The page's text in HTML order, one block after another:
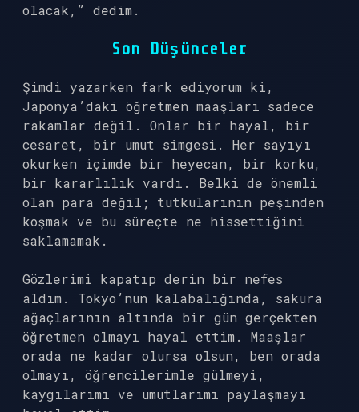
olacak,” dedim.
Son Düşünceler
Şimdi yazarken fark ediyorum ki,
Japonya’daki öğretmen maaşları sadece
rakamlar değil. Onlar bir hayal, bir
cesaret, bir umut simgesi. Her sayıyı
okurken içimde bir heyecan, bir korku,
bir kararlılık vardı. Belki de önemli
olan para değil; tutkularının peşinden
koşmak ve bu süreçte ne hissettiğini
saklamamak.
Gözlerimi kapatıp derin bir nefes
aldım. Tokyo’nun kalabalığında, sakura
ağaçlarının altında bir gün gerçekten
öğretmen olmayı hayal ettim. Maaşlar
orada ne kadar olursa olsun, ben orada
olmayı, öğrencilerimle gülmeyi,
kaygılarımı ve umutlarımı paylaşmayı